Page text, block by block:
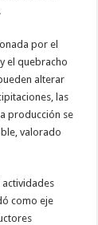
por el
el quebracho
alterar
las
producción se
valorado
actividades
como eje